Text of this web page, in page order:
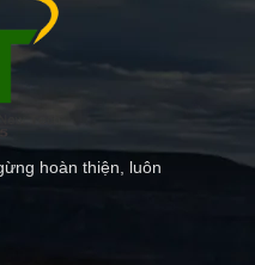
hoàn thiện, luôn